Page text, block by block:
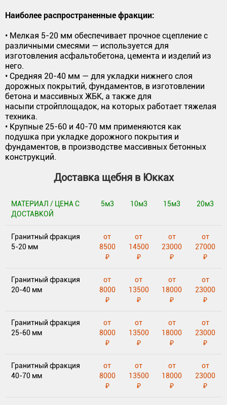
Наиболее распространенные фракции:
• Мелкая 5-20 мм обеспечивает прочное сцепление с
различными смесями — используется для
изготовления асфальтобетона, цемента и изделий из
него.
• Средняя 20-40 мм — для укладки нижнего слоя
дорожных покрытий, фундаментов, в изготовлении
бетона и массивных ЖБК, а также для
насыпи стройплощадок, на которых работает тяжелая
техника.
• Крупные 25-60 и 40-70 мм применяются как
подушка при укладке дорожного покрытия и
фундаментов, в производстве массивных бетонных
конструкций.
Доставка щебня в Юкках
МАТЕРИАЛ / ЦЕНА С
ДОСТАВКОЙ
5м3 10м3 15м3 20м3
Гранитный фракция
5-20 мм
от
8500
₽
от
14500
₽
от
23000
₽
от
27000
₽
Гранитный фракция
20-40 мм
от
8000
₽
от
13500
₽
от
18000
₽
от
23000
₽
Гранитный фракция
25-60 мм
от
8000
₽
от
13500
₽
от
18000
₽
от
23000
₽
Гранитный фракция
40-70 мм
от
8000
₽
от
13500
₽
от
18000
₽
от
23000
₽